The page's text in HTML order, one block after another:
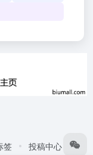
签 投稿中心